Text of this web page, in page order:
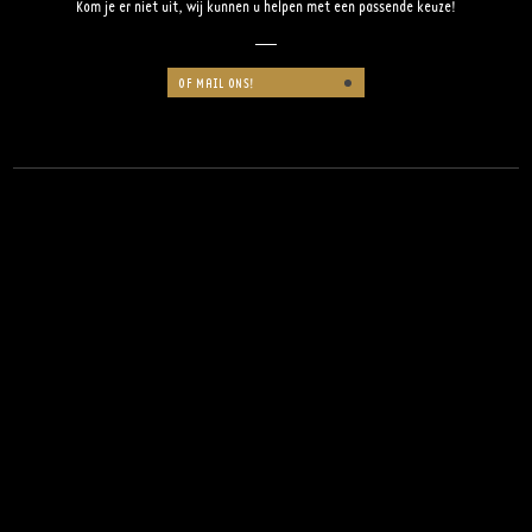
Kom je er niet uit, wij kunnen u helpen met een passende keuze!
OF MAIL ONS!